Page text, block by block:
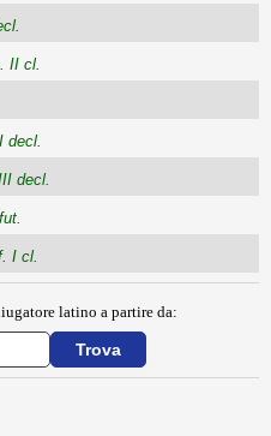
II cl.
decl.
decl.
I cl.
latino a partire da: